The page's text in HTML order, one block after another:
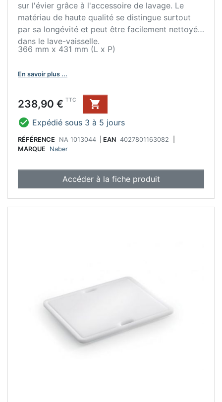
sur l'évier grâce à l'accessoire de lavage. Le
matériau de haute qualité se distingue surtout
par sa longévité et peut être facilement nettoyé
dans le lave-vaisselle.
366 mm x 431 mm (L x P)
En savoir plus ...
Prix
238,90 € TTC

 Expédié sous 3 à 5 jours
RÉFÉRENCE NA 1013044 EAN 4027801163082
MARQUE
Naber
Accéder à la fiche produit